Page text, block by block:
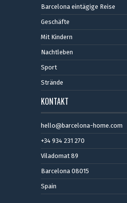
Barcelona eintägige Reise
Geschäfte
Mit Kindern
Nachtleben
Sport
Strände
KONTAKT
hello@barcelona-home.com
+34 934 231 270
Viladomat 89
Barcelona 08015
Spain